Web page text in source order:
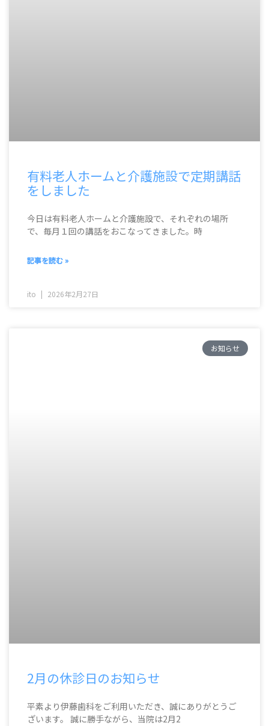
有料老人ホームと介護施設で定期講話
をしました
今日は有料老人ホームと介護施設で、それぞれの場所
で、毎月１回の講話をおこなってきました。時
記事を読む »
ito 2026年2月27日
お知らせ
2月の休診日のお知らせ
平素より伊藤歯科をご利用いただき、誠にありがとうご
ざいます。 誠に勝手ながら、当院は2月2